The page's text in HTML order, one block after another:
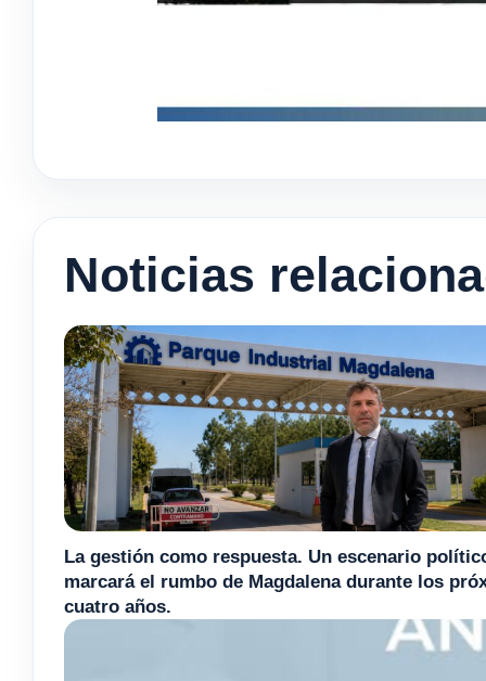
Noticias
La gestión como respuesta. Un escenario
marcará el rumbo de Magdalena durante los
cuatro años.